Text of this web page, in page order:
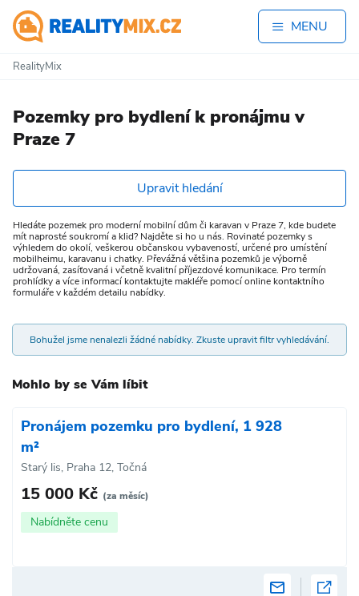
MENU
RealityMix
Pozemky pro bydlení k pronájmu v
Praze 7
Upravit hledání
Hledáte pozemek pro moderní mobilní dům či karavan v Praze 7, kde budete
mít naprosté soukromí a klid? Najděte si ho u nás. Rovinaté pozemky s
výhledem do okolí, veškerou občanskou vybaveností, určené pro umístění
mobilheimu, karavanu i chatky. Převážná většina pozemků je výborně
udržovaná, zasíťovaná i včetně kvalitní příjezdové komunikace. Pro termín
prohlídky a více informací kontaktujte makléře pomocí online kontaktního
formuláře v každém detailu nabídky.
Bohužel jsme nenalezli žádné nabídky. Zkuste upravit filtr vyhledávání.
Mohlo by se Vám líbit
Pronájem pozemku pro bydlení, 1 928
m²
Starý lis, Praha 12, Točná
15 000 Kč (za měsíc)
Nabídněte cenu